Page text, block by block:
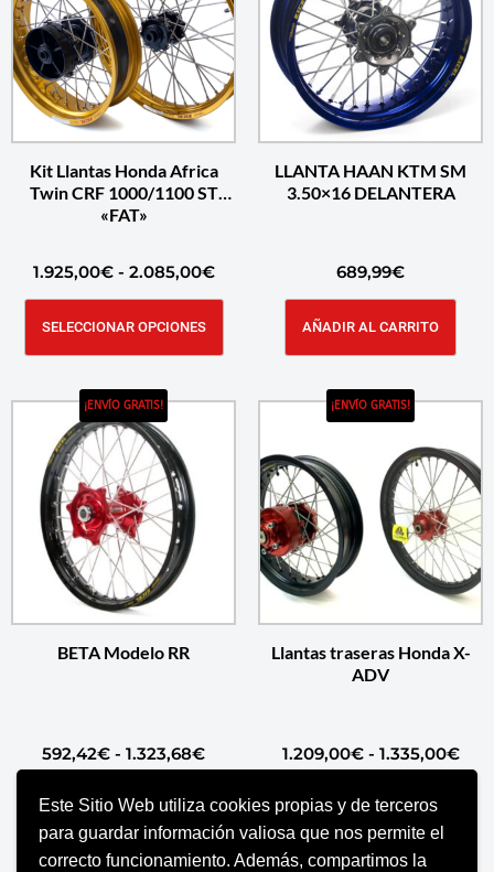
Este Sitio Web utiliza cookies propias y de terceros
para guardar información valiosa que nos permite el
correcto funcionamiento. Además, compartimos la
Kit Llantas Honda Africa
Twin CRF 1000/1100 ST
«FAT»
1.925,00€ - 2.085,00€
SELECCIONAR OPCIONES
LLANTA HAAN KTM SM
3.50×16 DELANTERA
689,99€
AÑADIR AL CARRITO
¡ENVÍO GRATIS!
BETA Modelo RR
592,42€ - 1.323,68€
SELECCIONAR OPCIONES
¡ENVÍO GRATIS!
Llantas traseras Honda X-
ADV
1.209,00€ - 1.335,00€
SELECCIONAR OPCIONES